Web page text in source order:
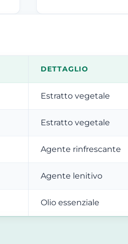
DETTAGLIO
Estratto vegetale
Estratto vegetale
Agente rinfrescante
Agente lenitivo
Olio essenziale